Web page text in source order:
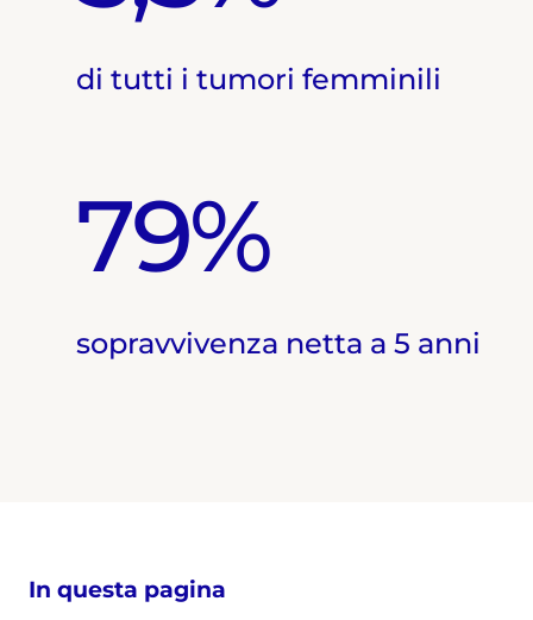
di tutti i tumori femminili
79%
sopravvivenza netta a 5 anni
In questa pagina